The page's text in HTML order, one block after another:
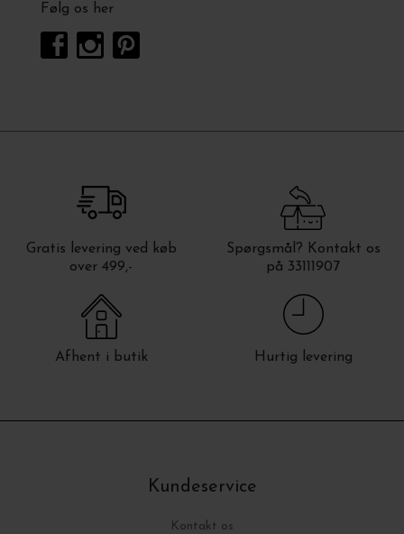
Følg os her
Gratis levering ved køb
over 499,-
Spørgsmål? Kontakt os
på 33111907
Afhent i butik Hurtig levering
Kundeservice
Kontakt os